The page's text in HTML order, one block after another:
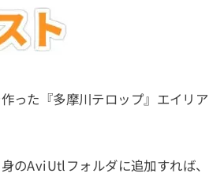
った『多摩川テロップ』エイリア
のAviUtlフォルダに追加すれば、